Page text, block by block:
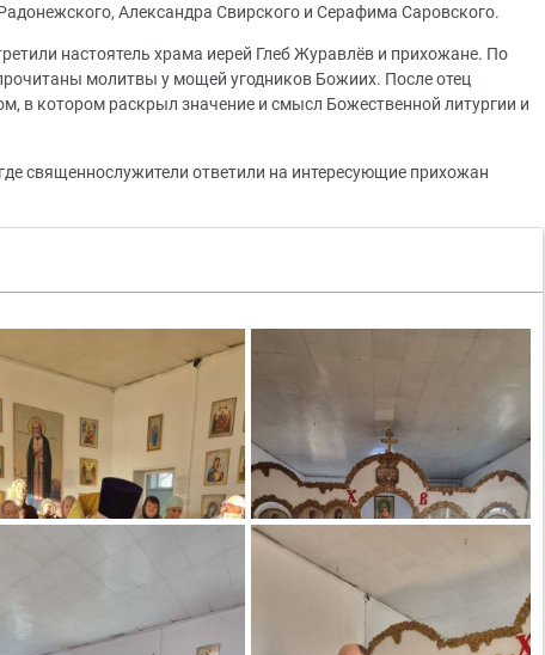
Александра Свирского и Серафима Саровского.
настоятель храма иерей Глеб Журавлёв и прихожане. По
молитвы у мощей угодников Божиих. После отец
в котором раскрыл значение и смысл Божественной литургии и
священнослужители ответили на интересующие прихожан